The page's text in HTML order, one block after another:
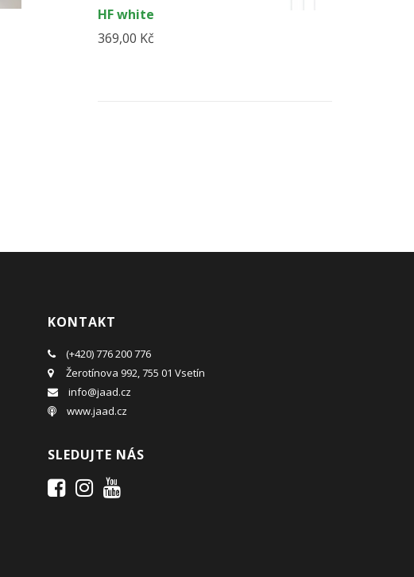
HF white
369,00 Kč
KONTAKT
(+420) 776 200 776
Žerotínova 992, 755 01 Vsetín
info@jaad.cz
www.jaad.cz
SLEDUJTE NÁS